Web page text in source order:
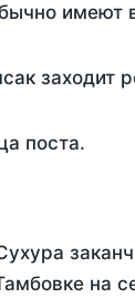
имеют
заходит
поста.
на